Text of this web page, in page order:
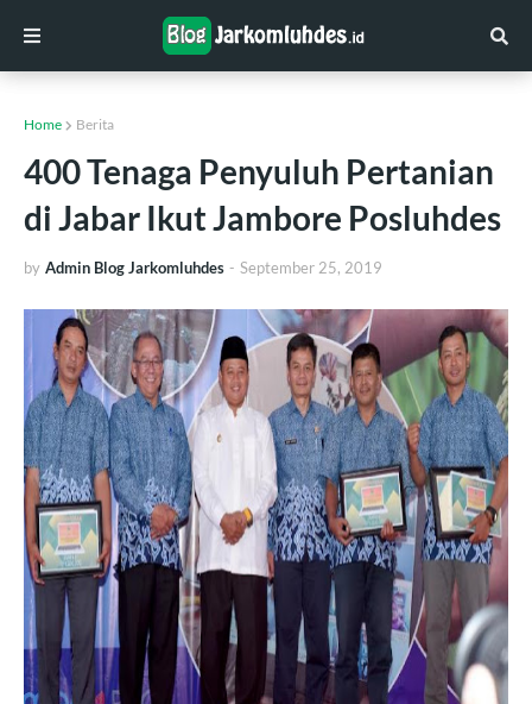
Home Berita
400 Tenaga Penyuluh Pertanian
di Jabar Ikut Jambore Posluhdes
by Admin Blog Jarkomluhdes - September 25, 2019